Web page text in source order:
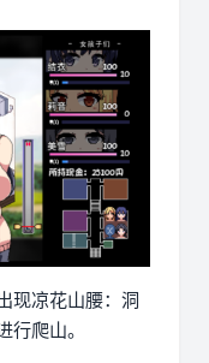
现凉花山腰：洞
爬山。